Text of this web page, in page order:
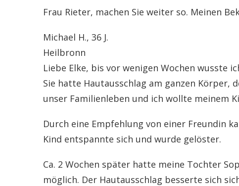
Frau Rieter, machen Sie weiter so. Meinen
Michael H., 36 J.
Heilbronn
Liebe Elke, bis vor wenigen Wochen wusste
Sie hatte Hautausschlag am ganzen Körper,
unser Familienleben und ich wollte meinem
Durch eine Empfehlung von einer Freundin
Kind entspannte sich und wurde gelöster.
Ca. 2 Wochen später hatte meine Tochter
möglich. Der Hautausschlag besserte sich